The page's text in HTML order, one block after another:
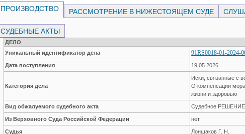
ПРОИЗВОДСТВО РАССМОТРЕНИЕ В НИЖЕСТОЯЩЕМ СУДЕ
СУДЕБНЫЕ АКТЫ
ДЕЛО
Уникальный идентификатор дела
91RS0018-01-2024-
Дата поступления 19.05.2026
Категория дела
Иски, связанные с
О компенсации
жизни и здоровью
Вид обжалуемого судебного акта Судебное РЕШЕНИЕ
Из Верховного Суда Российской Федерации нет
Судья Лоншаков Г. Н.